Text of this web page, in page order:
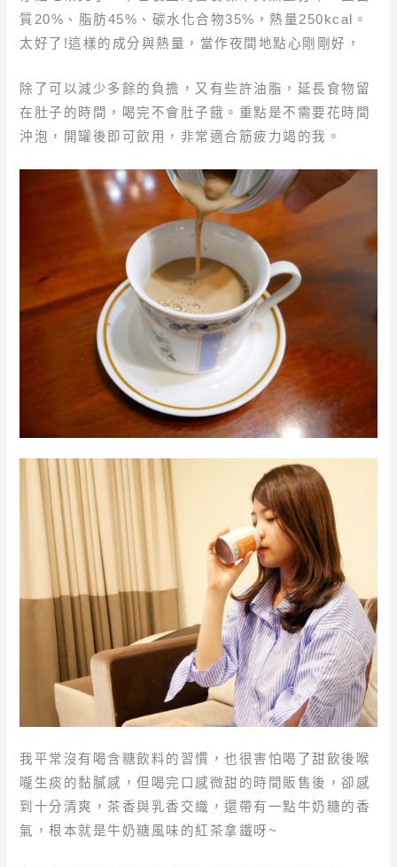
質20%、脂肪45%、碳水化合物35%，熱量250kcal。
太好了!這樣的成分與熱量，當作夜間地點心剛剛好，
除了可以減少多餘的負擔，又有些許油脂，延長食物留
在肚子的時間，喝完不會肚子餓。重點是不需要花時間
沖泡，開罐後即可飲用，非常適合筋疲力竭的我。
我平常沒有喝含糖飲料的習慣，也很害怕喝了甜飲後喉
嚨生痰的黏膩感，但喝完口感微甜的時間販售後，卻感
到十分清爽，茶香與乳香交織，還帶有一點牛奶糖的香
氣，根本就是牛奶糖風味的紅茶拿鐵呀~